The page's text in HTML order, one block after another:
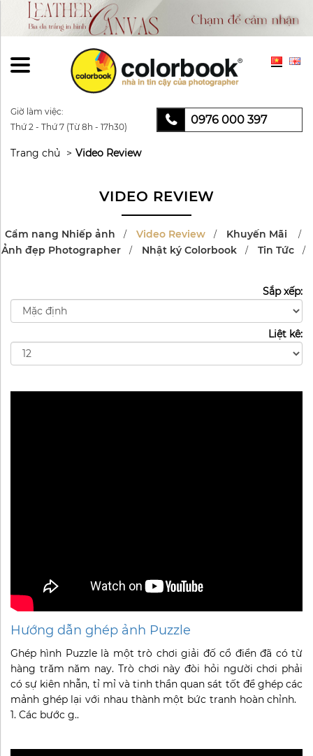
Giờ làm việc:
Thứ 2 - Thứ 7 (Từ 8h - 17h30)
0976 000 397
Trang chủ Video Review
VIDEO REVIEW
Cẩm nang Nhiếp ảnh Video Review
Khuyến Mãi
Ảnh đẹp Photographer
Nhật ký Colorbook Tin Tức
Sắp xếp:
Liệt kê:
Hướng dẫn ghép ảnh Puzzle
Ghép hình Puzzle là một trò chơi giải đố cổ điển đã có từ
hàng trăm năm nay. Trò chơi này đòi hỏi người chơi phải
có sự kiên nhẫn, tỉ mỉ và tinh thần quan sát tốt để ghép các
mảnh ghép lại với nhau thành một bức tranh hoàn chỉnh.
1. Các bước g..